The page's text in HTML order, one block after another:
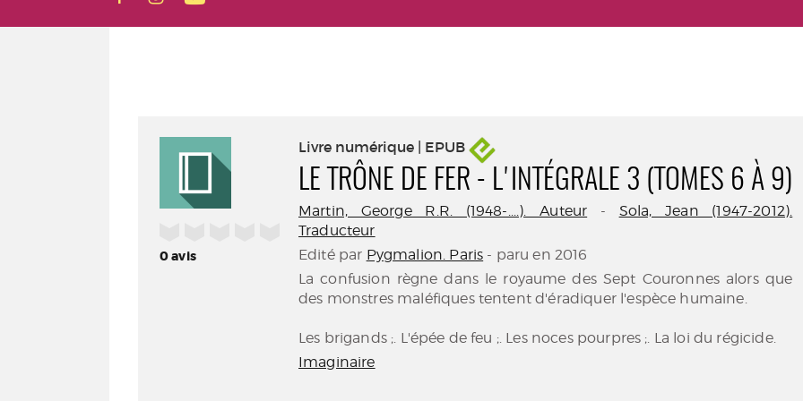
0avis
Livre numérique | EPUB
LE TRÔNE DE FER - L'INTÉGRALE 3 (TOMES 6 À 9)
Martin, George R.R. (1948-....). Auteur - Sola, Jean (1947-2012).
Traducteur
Edité par Pygmalion. Paris - paru en 2016
La confusion règne dans le royaume des Sept Couronnes alors que
des monstres maléfiques tentent d'éradiquer l'espèce humaine.
Les brigands ;. L'épée de feu ;. Les noces pourpres ;. La loi du régicide.
Imaginaire